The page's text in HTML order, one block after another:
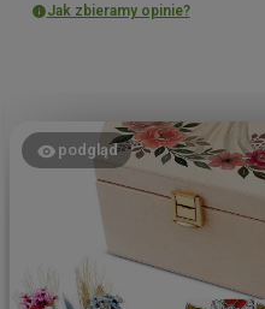
Jak zbieramy opinie?
podgląd